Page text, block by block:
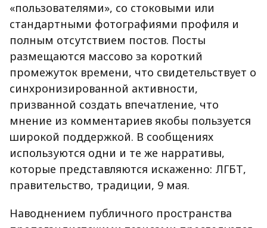
«пользователями», со стоковыми или
стандартными фотографиями профиля и
полным отсутствием постов. Посты
размещаются массово за короткий
промежуток времени, что свидетельствует о
синхронизированной активности,
призванной создать впечатление, что
мнение из комментариев якобы пользуется
широкой поддержкой. В сообщениях
используются одни и те же нарративы,
которые представляются искаженно: ЛГБТ,
правительство, традиции, 9 мая.
Наводнением публичного пространства